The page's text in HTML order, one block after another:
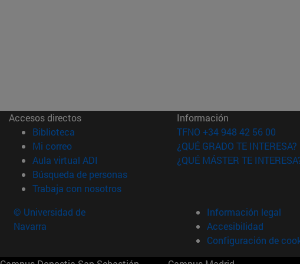
Accesos directos
Biblioteca (abre en nueva ventana)
Mi correo(abre en nueva ventana)
Aula virtual ADI (abre en nueva ventana)
Búsqueda de personas(abre en nueva ventana)
Trabaja con nosotros(abre en nueva ventana)
Información
TFNO +34 948 42 56 00
¿QUÉ GRADO TE INTERESA?
¿QUÉ MÁSTER TE
© Universidad de
Navarra
Información legal
Accesibilidad
Configuración de